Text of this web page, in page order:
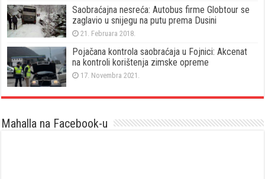
Saobraćajna nesreća: Autobus firme Globtour se
zaglavio u snijegu na putu prema Dusini
21. Februara 2018.
Pojačana kontrola saobraćaja u Fojnici: Akcenat
na kontroli korištenja zimske opreme
17. Novembra 2021.
Mahalla na Facebook-u